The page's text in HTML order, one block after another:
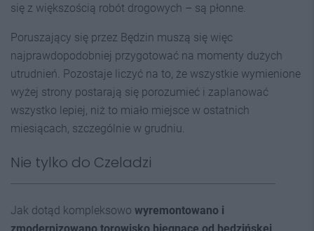
się z większością robót drogowych – są płonne.
Poruszający się przez Będzin muszą się więc
najprawdopodobniej przygotować na momenty dużych
utrudnień. Pozostaje liczyć na to, że wszystkie wymienione
wyżej strony postarają się porozumieć i zaplanować
wszystko lepiej, niż to miało miejsce w ostatnich
miesiącach, szczególnie w grudniu.
Nie tylko do Czeladzi
Jak dotąd kompleksowo wyremontowano i